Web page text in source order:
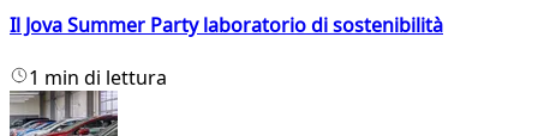
Il Jova Summer Party laboratorio di sostenibilità
1 min di lettura